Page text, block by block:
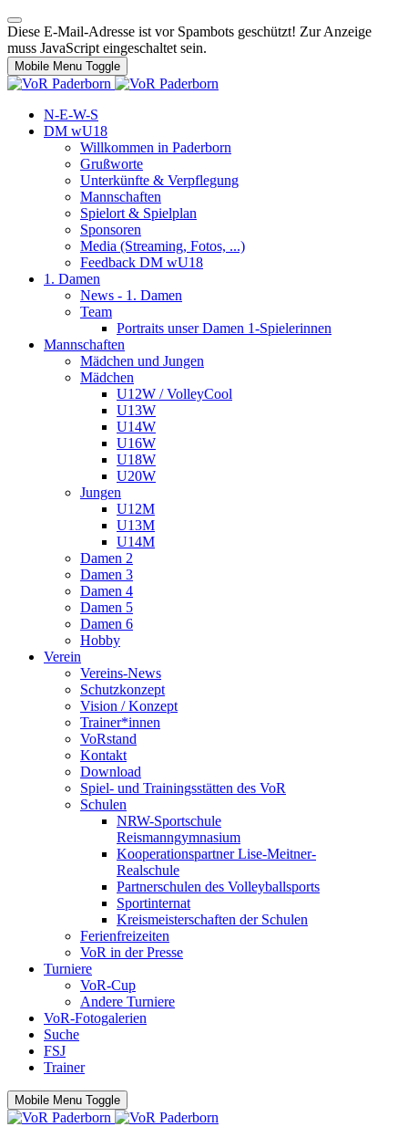
Diese E-Mail-Adresse ist vor Spambots geschützt! Zur Anzeige
muss JavaScript eingeschaltet sein.
Mobile Menu Toggle
N-E-W-S
DM wU18
Willkommen in Paderborn
Grußworte
Unterkünfte & Verpflegung
Mannschaften
Spielort & Spielplan
Sponsoren
Media (Streaming, Fotos, ...)
Feedback DM wU18
1. Damen
News - 1. Damen
Team
Portraits unser Damen 1-Spielerinnen
Mannschaften
Mädchen und Jungen
Mädchen
U12W / VolleyCool
U13W
U14W
U16W
U18W
U20W
Jungen
U12M
U13M
U14M
Damen 2
Damen 3
Damen 4
Damen 5
Damen 6
Hobby
Verein
Vereins-News
Schutzkonzept
Vision / Konzept
Trainer*innen
VoRstand
Kontakt
Download
Spiel- und Trainingsstätten des VoR
Schulen
NRW-Sportschule
Reismanngymnasium
Kooperationspartner Lise-Meitner-
Realschule
Partnerschulen des Volleyballsports
Sportinternat
Kreismeisterschaften der Schulen
Ferienfreizeiten
VoR in der Presse
Turniere
VoR-Cup
Andere Turniere
VoR-Fotogalerien
Suche
FSJ
Trainer
Mobile Menu Toggle